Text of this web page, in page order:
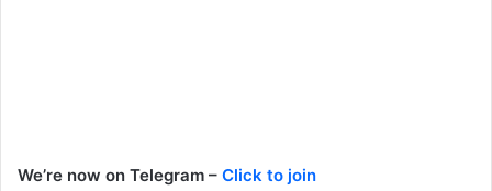
We’re now on Telegram – Click to join